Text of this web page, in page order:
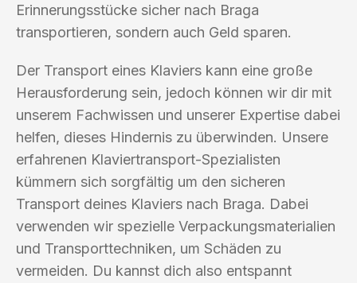
Erinnerungsstücke sicher nach Braga
transportieren, sondern auch Geld sparen.
Der Transport eines Klaviers kann eine große
Herausforderung sein, jedoch können wir dir mit
unserem Fachwissen und unserer Expertise dabei
helfen, dieses Hindernis zu überwinden. Unsere
erfahrenen Klaviertransport-Spezialisten
kümmern sich sorgfältig um den sicheren
Transport deines Klaviers nach Braga. Dabei
verwenden wir spezielle Verpackungsmaterialien
und Transporttechniken, um Schäden zu
vermeiden. Du kannst dich also entspannt